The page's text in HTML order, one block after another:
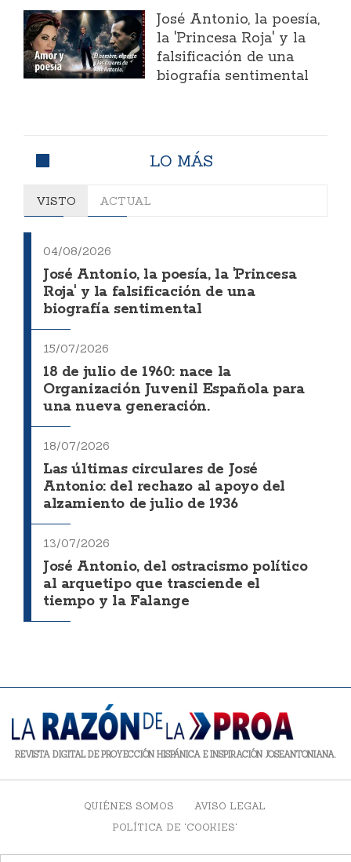
José Antonio, la poesía,
la 'Princesa Roja' y la
falsificación de una
biografía sentimental
LO MÁS
VISTO ACTUAL
04/08/2026
José Antonio, la poesía, la 'Princesa
Roja' y la falsificación de una
biografía sentimental
15/07/2026
18 de julio de 1960: nace la
Organización Juvenil Española para
una nueva generación.
18/07/2026
Las últimas circulares de José
Antonio: del rechazo al apoyo del
alzamiento de julio de 1936
13/07/2026
José Antonio, del ostracismo político
al arquetipo que trasciende el
tiempo y la Falange
REVISTA DIGITAL DE PROYECCIÓN HISPÁNICA E INSPIRACIÓN JOSEANTONIANA.
QUIÉNES SOMOS
AVISO LEGAL
POLÍTICA DE 'COOKIES'